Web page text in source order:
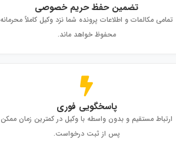
تضمین حفظ حریم خصوصی
تمامی مکالمات و اطلاعات پرونده شما نزد وکیل کاملاً محرمانه
محفوظ خواهد ماند.
پاسخگویی فوری
ارتباط مستقیم و بدون واسطه با وکیل در کمترین زمان ممکن
پس از ثبت درخواست.